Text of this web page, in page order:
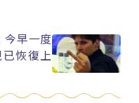
早一度
恢復上